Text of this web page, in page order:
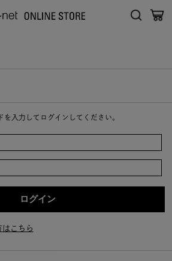
を入力してログインしてください。
こちら